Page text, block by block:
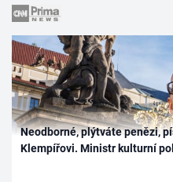
Neodborné, plýtváte penězi,
Klempířovi. Ministr kulturní